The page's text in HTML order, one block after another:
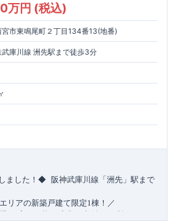
万円 (税込)
宮市東鳴尾町２丁目134番13(地番)
武庫川線 洲先駅まで徒歩3分
ました！◆ ​阪神武庫川線 「洲先」駅まで
リアの新築戸建て限定1棟！／